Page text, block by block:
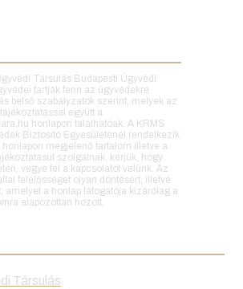
Társulás Budapesti Ügyvédi
tartják fenn az ügyvédekre
belső szabályzatok szerint, melyek az
együtt a
honlapon találhatóak. A KRMS
Biztosító Egyesületénél rendelkezik
megjelenő tartalom illetve a
szolgálnak, kérjük, hogy
vegye fel a kapcsolatot velünk. Az
felelősséget olyan döntésért, illetve
amelyet a honlap látogatója kizárólag a
alapozottan hozott.
Társulás